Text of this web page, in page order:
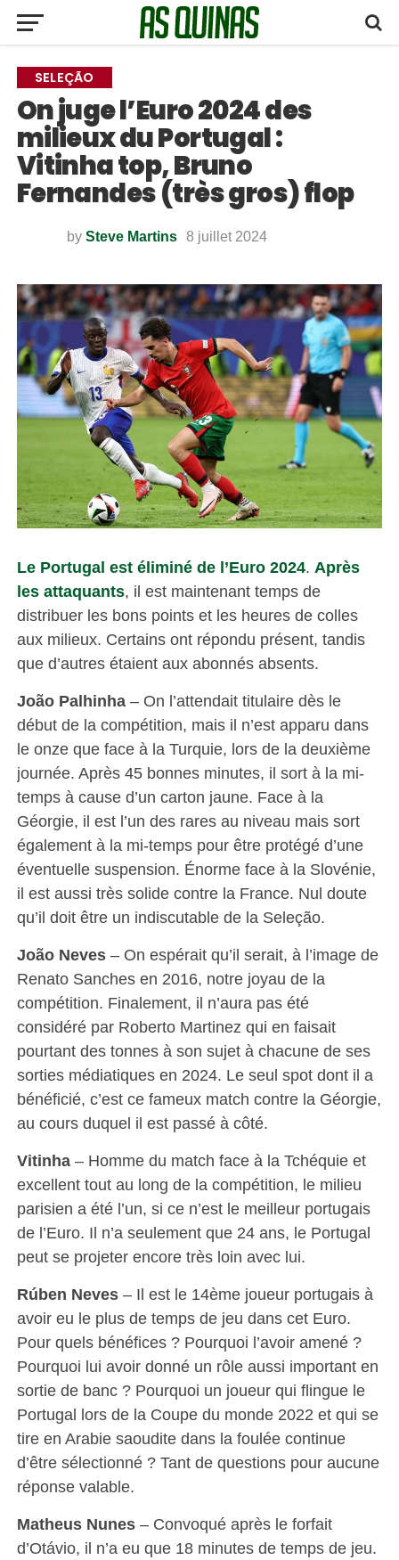
SELEÇÃO
On juge l’Euro 2024 des
milieux du Portugal :
Vitinha top, Bruno
Fernandes (très gros) flop
by Steve Martins 8 juillet 2024
Le Portugal est éliminé de l’Euro 2024. Après
les attaquants, il est maintenant temps de
distribuer les bons points et les heures de colles
aux milieux. Certains ont répondu présent, tandis
que d’autres étaient aux abonnés absents.
João Palhinha– On l’attendait titulaire dès le
début de la compétition, mais il n’est apparu dans
le onze que face à la Turquie, lors de la deuxième
journée. Après 45 bonnes minutes, il sort à la mi-
temps à cause d’un carton jaune. Face à la
Géorgie, il est l’un des rares au niveau mais sort
également à la mi-temps pour être protégé d’une
éventuelle suspension. Énorme face à la Slovénie,
il est aussi très solide contre la France. Nul doute
qu’il doit être un indiscutable de la Seleção.
João Neves– On espérait qu’il serait, à l’image de
Renato Sanches en 2016, notre joyau de la
compétition. Finalement, il n’aura pas été
considéré par Roberto Martinez qui en faisait
pourtant des tonnes à son sujet à chacune de ses
sorties médiatiques en 2024. Le seul spot dont il a
bénéficié, c’est ce fameux match contre la Géorgie,
au cours duquel il est passé à côté.
Vitinha– Homme du match face à la Tchéquie et
excellent tout au long de la compétition, le milieu
parisien a été l’un, si ce n’est le meilleur portugais
de l’Euro. Il n’a seulement que 24 ans, le Portugal
peut se projeter encore très loin avec lui.
Rúben Neves– Il est le 14ème joueur portugais à
avoir eu le plus de temps de jeu dans cet Euro.
Pour quels bénéfices ? Pourquoi l’avoir amené ?
Pourquoi lui avoir donné un rôle aussi important en
sortie de banc ? Pourquoi un joueur qui flingue le
Portugal lors de la Coupe du monde 2022 et qui se
tire en Arabie saoudite dans la foulée continue
d’être sélectionné ? Tant de questions pour aucune
réponse valable.
Matheus Nunes– Convoqué après le forfait
d’Otávio, il n’a eu que 18 minutes de temps de jeu.